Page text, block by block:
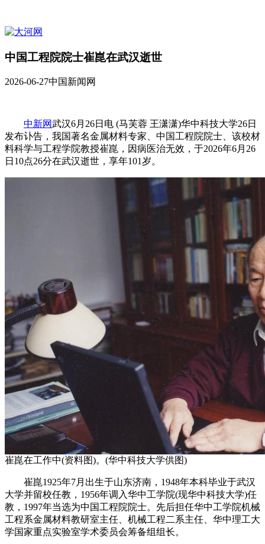
中国工程院院士崔崑在武汉逝世
2026-06-27中国新闻网
中新网武汉6月26日电 (马芙蓉 王潇潇)华中科技大学26日
发布讣告，我国著名金属材料专家、中国工程院院士、该校材
料科学与工程学院教授崔崑，因病医治无效，于2026年6月26
日10点26分在武汉逝世，享年101岁。
崔崑在工作中(资料图)。(华中科技大学供图)
崔崑1925年7月出生于山东济南，1948年本科毕业于武汉
大学并留校任教，1956年调入华中工学院(现华中科技大学)任
教，1997年当选为中国工程院院士。先后担任华中工学院机械
工程系金属材料教研室主任、机械工程二系主任、华中理工大
学国家重点实验室学术委员会筹备组组长。